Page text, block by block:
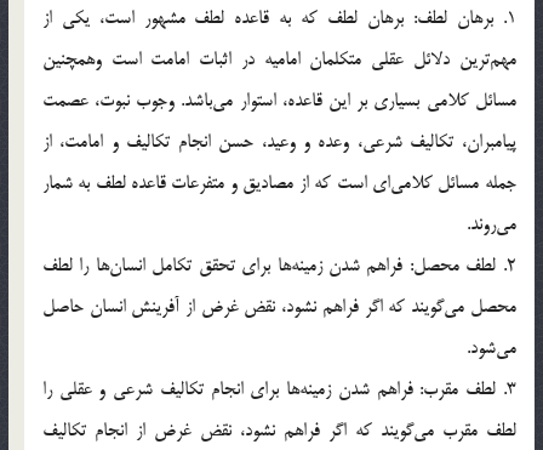
1. برهان لطف: برهان لطف كه به قاعده لطف مشهور است، يكي از
مهم‌ترين دلائل عقلي متكلمان اماميه در اثبات امامت است وهمچنين
مسائل كلامي بسياري بر اين قاعده، استوار مي‌باشد. وجوب نبوت، عصمت
پيامبران، تكاليف شرعي، وعده و وعيد، حسن انجام تكاليف و امامت، از
جمله مسائل كلامي‌اي است كه از مصاديق و متفرعات قاعده لطف به شمار
مي‌روند.
2. لطف محصل: فراهم شدن زمينه‌ها براي تحقق تكامل انسان‌ها را لطف
محصل مي‌گويند كه اگر فراهم نشود، نقض غرض از آفرينش انسان حاصل
مي‌شود.
3. لطف مقرب: فراهم شدن زمينه‌ها براي انجام تكاليف شرعي و عقلي را
لطف مقرب مي‌گويند كه اگر فراهم نشود، نقض غرض از انجام تكاليف